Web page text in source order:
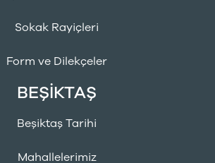
Sokak Rayiçleri
Form ve Dilekçeler
BEŞİKTAŞ
Beşiktaş Tarihi
Mahallelerimiz